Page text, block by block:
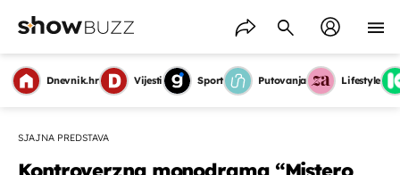
Dnevnik.hr Vijesti Sport Putovanja Lifestyle
SJAJNA PREDSTAVA